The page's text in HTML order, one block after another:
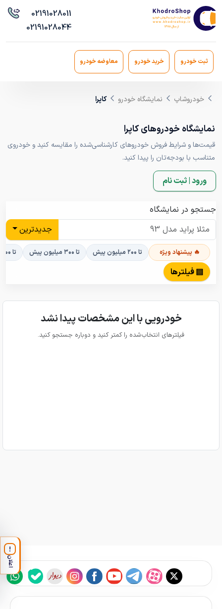
02191028011
02191028044
ثبت خودرو خرید خودرو معاوضه خودرو
خودروشاپ نمایشگاه خودرو کاپرا
نمایشگاه خودروهای کاپرا
قیمت‌ها و شرایط فروش خودروهای کارشناسی‌شده را مقایسه کنید و خودروی
متناسب با بودجه‌تان را پیدا کنید.
ورود | ثبت نام
جستجو در نمایشگاه
جدیدترین
🔥 پیشنهاد ویژه تا ۲۰۰ میلیون پیش تا ۳۰۰ میلیون پیش تا ۴۰۰ میلیون پیش
▤ فیلترها
خودرویی با این مشخصات پیدا نشد
فیلترهای انتخاب‌شده را کمتر کنید و دوباره جستجو کنید.
!
اعلان